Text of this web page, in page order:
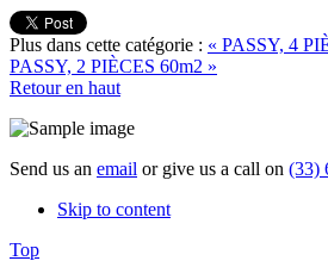
Plus dans cette catégorie : « PASSY, 4
PASSY, 2 PIÈCES 60m2 »
Retour en haut
Send us an email or give us a call on (33)
Skip to content
Top